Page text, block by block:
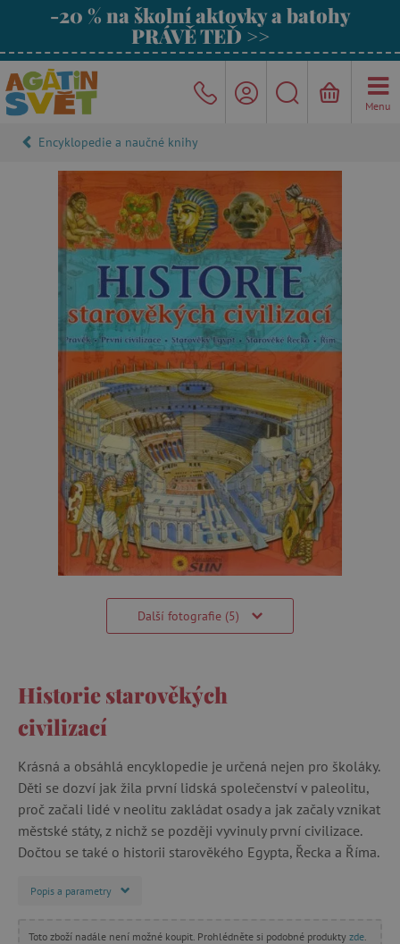
-20 % na školní aktovky a batohy
PRÁVĚ TEĎ >>
Menu
Encyklopedie a naučné knihy
Další fotografie (5)
Historie starověkých
civilizací
Krásná a obsáhlá encyklopedie je určená nejen pro školáky.
Děti se dozví jak žila první lidská společenství v paleolitu,
proč začali lidé v neolitu zakládat osady a jak začaly vznikat
městské státy, z nichž se později vyvinuly první civilizace.
Dočtou se také o historii starověkého Egypta, Řecka a Říma.
Popis a parametry
Toto zboží nadále není možné koupit. Prohlédněte si podobné produkty zde